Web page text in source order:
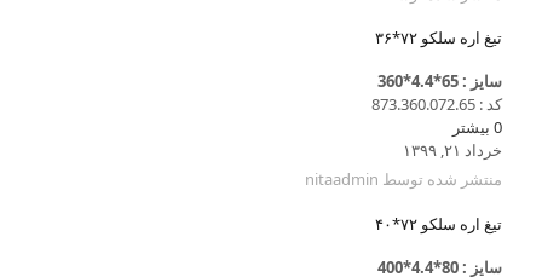
تیغ اره سلکو ۷۲*۳۶
سایز : 65*4.4*360
کد : 873.360.072.65
0 بیشتر
خرداد ۲۱, ۱۳۹۹
منتشر شده توسط nitaadmin
تیغ اره سلکو ۷۲*۴۰
سایز : 80*4.4*400